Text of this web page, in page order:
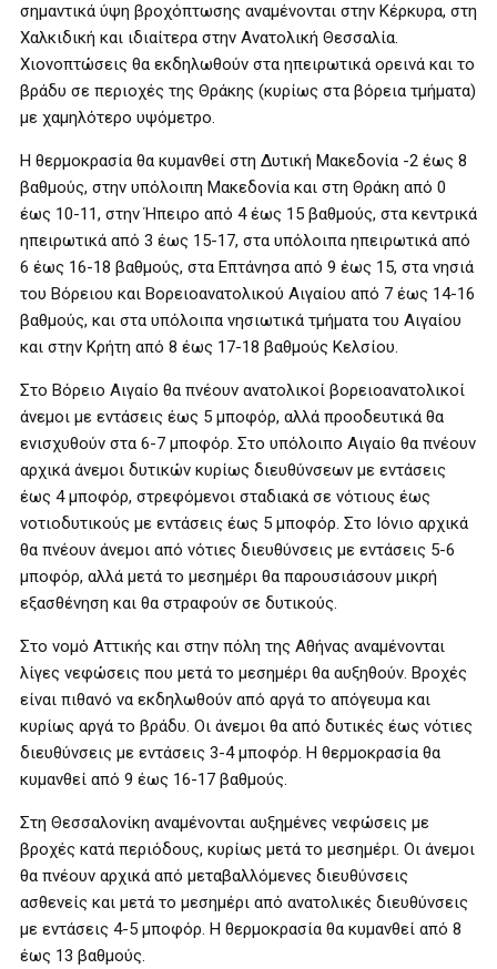
σημαντικά ύψη βροχόπτωσης αναμένονται στην Κέρκυρα, στη
Χαλκιδική και ιδιαίτερα στην Ανατολική Θεσσαλία.
Χιονοπτώσεις θα εκδηλωθούν στα ηπειρωτικά ορεινά και το
βράδυ σε περιοχές της Θράκης (κυρίως στα βόρεια τμήματα)
με χαμηλότερο υψόμετρο.
Η θερμοκρασία θα κυμανθεί στη Δυτική Μακεδονία -2 έως 8
βαθμούς, στην υπόλοιπη Μακεδονία και στη Θράκη από 0
έως 10-11, στην Ήπειρο από 4 έως 15 βαθμούς, στα κεντρικά
ηπειρωτικά από 3 έως 15-17, στα υπόλοιπα ηπειρωτικά από
6 έως 16-18 βαθμούς, στα Επτάνησα από 9 έως 15, στα νησιά
του Βόρειου και Βορειοανατολικού Αιγαίου από 7 έως 14-16
βαθμούς, και στα υπόλοιπα νησιωτικά τμήματα του Αιγαίου
και στην Κρήτη από 8 έως 17-18 βαθμούς Κελσίου.
Στο Βόρειο Αιγαίο θα πνέουν ανατολικοί βορειοανατολικοί
άνεμοι με εντάσεις έως 5 μποφόρ, αλλά προοδευτικά θα
ενισχυθούν στα 6-7 μποφόρ. Στο υπόλοιπο Αιγαίο θα πνέουν
αρχικά άνεμοι δυτικών κυρίως διευθύνσεων με εντάσεις
έως 4 μποφόρ, στρεφόμενοι σταδιακά σε νότιους έως
νοτιοδυτικούς με εντάσεις έως 5 μποφόρ. Στο Ιόνιο αρχικά
θα πνέουν άνεμοι από νότιες διευθύνσεις με εντάσεις 5-6
μποφόρ, αλλά μετά το μεσημέρι θα παρουσιάσουν μικρή
εξασθένηση και θα στραφούν σε δυτικούς.
Στο νομό Αττικής και στην πόλη της Αθήνας αναμένονται
λίγες νεφώσεις που μετά το μεσημέρι θα αυξηθούν. Βροχές
είναι πιθανό να εκδηλωθούν από αργά το απόγευμα και
κυρίως αργά το βράδυ. Οι άνεμοι θα από δυτικές έως νότιες
διευθύνσεις με εντάσεις 3-4 μποφόρ. Η θερμοκρασία θα
κυμανθεί από 9 έως 16-17 βαθμούς.
Στη Θεσσαλονίκη αναμένονται αυξημένες νεφώσεις με
βροχές κατά περιόδους, κυρίως μετά το μεσημέρι. Οι άνεμοι
θα πνέουν αρχικά από μεταβαλλόμενες διευθύνσεις
ασθενείς και μετά το μεσημέρι από ανατολικές διευθύνσεις
με εντάσεις 4-5 μποφόρ. Η θερμοκρασία θα κυμανθεί από 8
έως 13 βαθμούς.